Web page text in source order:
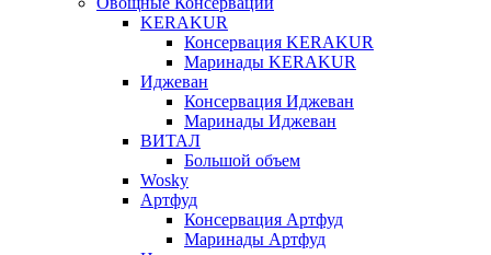
KERAKUR
Консервация KERAKUR
Маринады KERAKUR
Иджеван
Консервация Иджеван
Маринады Иджеван
ВИТАЛ
Большой объем
Wosky
Артфуд
Консервация Артфуд
Маринады Артфуд